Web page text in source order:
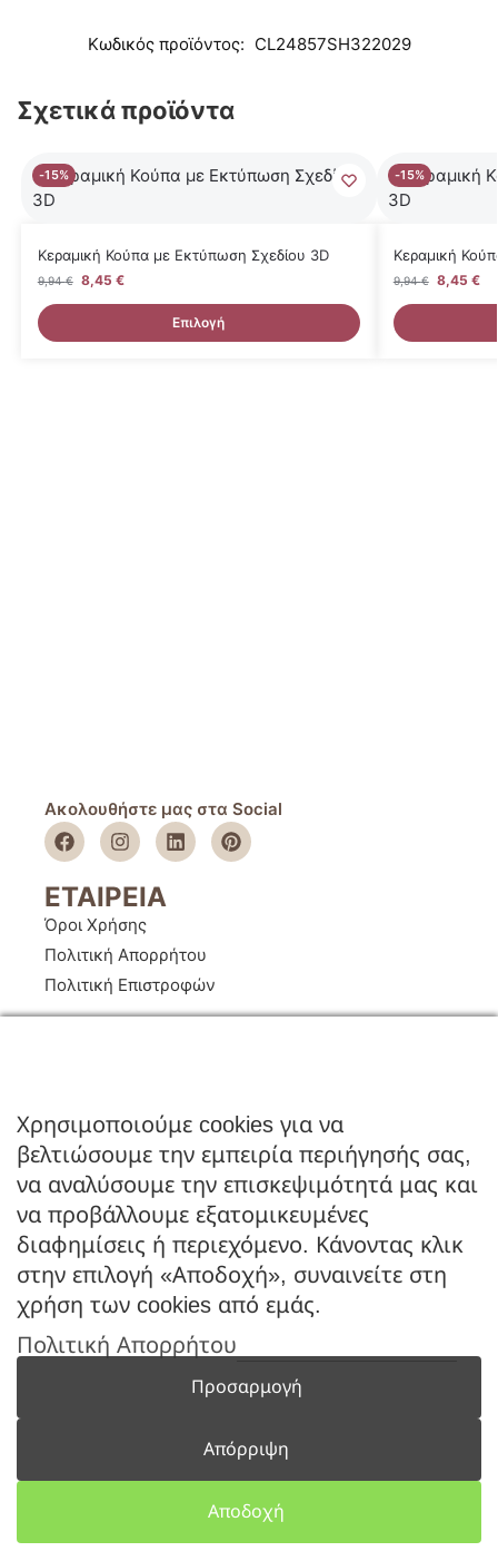
Κωδικός προϊόντος: CL24857SH322029
Σχετικά προϊόντα
-15%
Κεραμική Κούπα με Εκτύπωση Σχεδίου 3D
9,94€ 8,45 €
Επιλογή
-15%
Κεραμική
9,94€ 8,45 €
Ακολουθήστε μας στα Social
ΕΤΑΙΡΕΙΑ
Όροι Χρήσης
Πολιτική Απορρήτου
Πολιτική Επιστροφών
Εγγραφή Χονδρικής
Μέθοδοι Πληρωμής
Μέθοδοι Αποστολής
ΕΠΙΚΟΙΝΩΝΙΑ
Φόρμα Επικοινωνίας
Νέα Σάντα, Κιλκίς, 61100
Χρησιμοποιούμε cookies για να
βελτιώσουμε την εμπειρία περιήγησής σας,
να αναλύσουμε την επισκεψιμότητά μας και
να προβάλλουμε εξατομικευμένες
διαφημίσεις ή περιεχόμενο. Κάνοντας κλικ
στην επιλογή «Αποδοχή», συναινείτε στη
χρήση των cookies από εμάς.
Πολιτική Απορρήτου
Προσαρμογή
Απόρριψη
Αποδοχή